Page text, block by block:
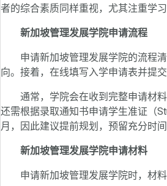
者的综合素质同样重视，尤其注重学习
新加坡管理发展学院申请流程
申请新加坡管理发展学院的流程清
向。接着，在线填写入学申请表并提交
通常，学院会在收到完整申请材料
还需根据录取通知书申请学生准证（
月，因此建议提前规划，预留充分时
新加坡管理发展学院申请材料
申请新加坡管理发展学院时，材料